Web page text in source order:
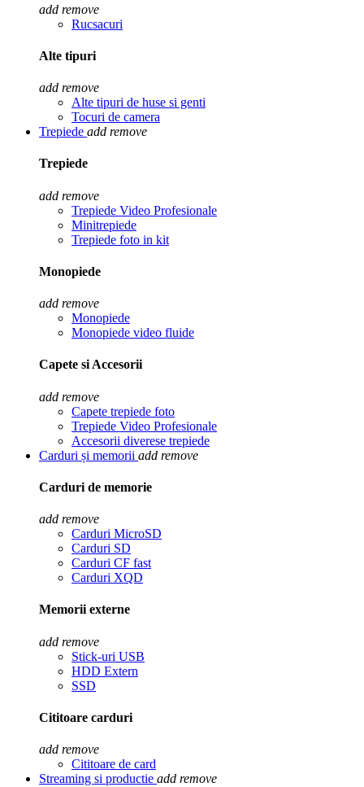
add remove
Rucsacuri
Alte tipuri
add remove
Alte tipuri de huse si genti
Tocuri de camera
Trepiede add remove
Trepiede
add remove
Trepiede Video Profesionale
Minitrepiede
Trepiede foto in kit
Monopiede
add remove
Monopiede
Monopiede video fluide
Capete si Accesorii
add remove
Capete trepiede foto
Trepiede Video Profesionale
Accesorii diverese trepiede
Carduri și memorii add remove
Carduri de memorie
add remove
Carduri MicroSD
Carduri SD
Carduri CF fast
Carduri XQD
Memorii externe
add remove
Stick-uri USB
HDD Extern
SSD
Cititoare carduri
add remove
Cititoare de card
Streaming si productie add remove